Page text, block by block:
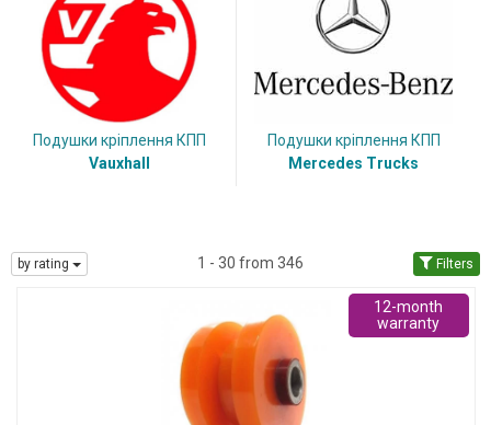
Подушки кріплення КПП
Vauxhall
Подушки кріплення КПП
Mercedes Trucks
by rating 1 - 30 from 346 Filters
12-month
warranty